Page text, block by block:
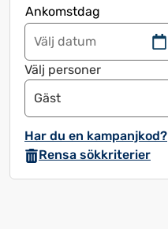
Ankomstdag
Avresedag
Navigera
framåt
för
att
kalendern
och
välja
Välj personer
Gäst
Har du en kampanjkod?
Rensa sökkriterier